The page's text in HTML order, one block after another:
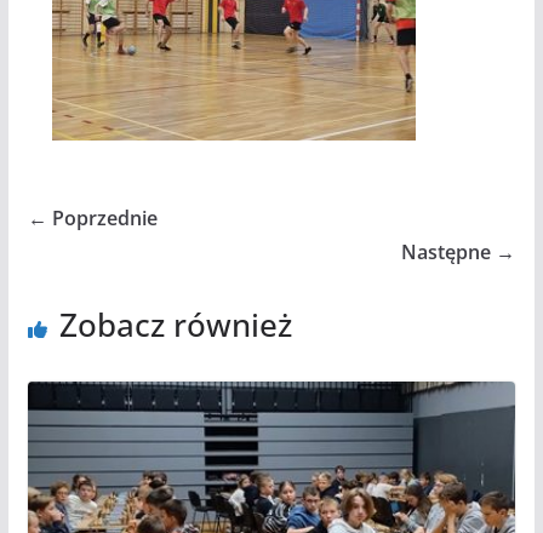
← Poprzednie
Następne →
Zobacz również